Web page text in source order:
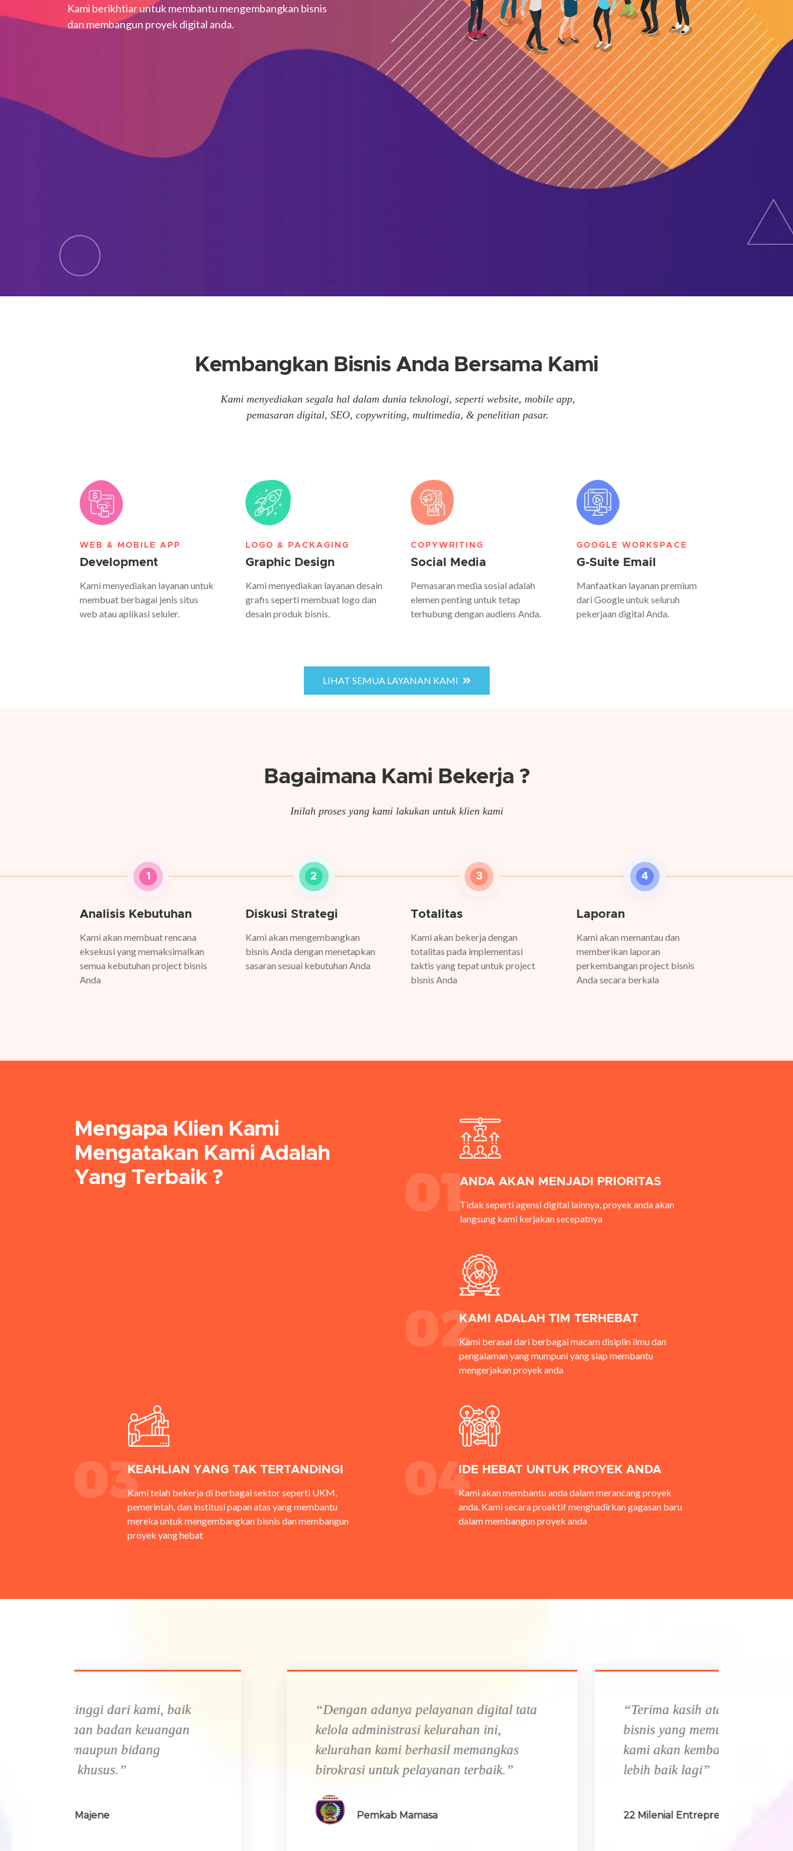
Kami berikhtiar untuk membantu mengembangkan bisnis
dan membangun proyek digital anda.
Kembangkan Bisnis Anda Bersama Kami
Kami menyediakan segala hal dalam dunia teknologi, seperti website, mobile app,
pemasaran digital, SEO, copywriting, multimedia, & penelitian pasar.
WEB & MOBILE APP
Development
Kami menyediakan layanan untuk
membuat berbagai jenis situs
web atau aplikasi seluler.
LOGO & PACKAGING
Graphic Design
Kami menyediakan layanan desain
grafis seperti membuat logo dan
desain produk bisnis.
COPYWRITING
Social Media
Pemasaran media sosial adalah
elemen penting untuk tetap
terhubung dengan audiens Anda.
GOOGLE WORKSPACE
G-Suite Email
Manfaatkan layanan premium
dari Google untuk seluruh
pekerjaan digital Anda.
LIHAT SEMUA LAYANAN KAMI
Bagaimana Kami Bekerja ?
Inilah proses yang kami lakukan untuk klien kami
1
Analisis Kebutuhan
Kami akan membuat rencana
eksekusi yang memaksimalkan
semua kebutuhan project bisnis
Anda
2
Diskusi Strategi
Kami akan mengembangkan
bisnis Anda dengan menetapkan
sasaran sesuai kebutuhan Anda
3
Totalitas
Kami akan bekerja dengan
totalitas pada implementasi
taktis yang tepat untuk project
bisnis Anda
4
Laporan
Kami akan memantau dan
memberikan laporan
perkembangan project bisnis
Anda secara berkala
Mengapa Klien Kami
Mengatakan Kami Adalah
Yang Terbaik ?
ANDA AKAN MENJADI PRIORITAS
Tidak seperti agensi digital lainnya, proyek anda akan
langsung kami kerjakan secepatnya
KAMI ADALAH TIM TERHEBAT
Kami berasal dari berbagai macam disiplin ilmu dan
pengalaman yang mumpuni yang siap membantu
mengerjakan proyek anda
KEAHLIAN YANG TAK TERTANDINGI
Kami telah bekerja di berbagai sektor seperti UKM,
pemerintah, dan institusi papan atas yang membantu
mereka untuk mengembangkan bisnis dan membangun
proyek yang hebat
IDE HEBAT UNTUK PROYEK ANDA
Kami akan membantu anda dalam merancang proyek
anda.Kami secara proaktif menghadirkan gagasan baru
dalam membangun proyek anda
“Dengan adanya pelayanan digital tata
kelola administrasi kelurahan ini,
kelurahan kami berhasil memangkas
birokrasi untuk pelayanan terbaik.”
“Terima kasih atas layanan coaching
bisnis yang memuaskan. Perusahaan
kami akan kembali berbenah menjadi
lebih baik lagi”
22 Milenial Entrepreneur